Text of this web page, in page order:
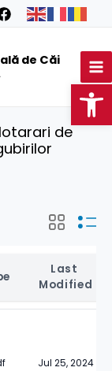
de Căi
de
Last
Modified
Jul 25, 2024